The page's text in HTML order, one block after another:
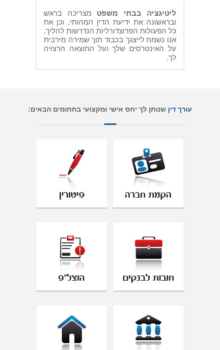
ליטיגציה בבתי משפט מצריכה בראש
ובראשונה את ידיעת הדין המהותי, וכן את
כל הפעולות הפרוצדורליות הנדרשות להליך.
אנו נשמח לייצגך בכבוד תוך שמירה מירבית
על האינטרסים שלך ועל התוצאה הרצויה
לך.
עורך דין שנותן לך יחס אישי ומקצועי בתחומים הבאים: